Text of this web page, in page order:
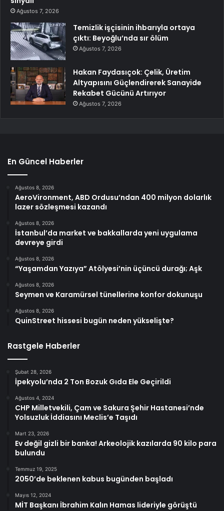
Ağustos 7, 2026
Temizlik işçisinin ihbarıyla ortaya
çıktı: Beyoğlu’nda sır ölüm
Ağustos 7, 2026
Hakan Faydasıçok: Çelik, Üretim
Altyapısını Güçlendirerek Sanayide
Rekabet Gücünü Artırıyor
Ağustos 7, 2026
En Güncel Haberler
Ağustos 8, 2026
AeroVironment, ABD Ordusu’ndan 400 milyon dolarlık
lazer sözleşmesi kazandı
Ağustos 8, 2026
İstanbul’da market ve bakkallarda yeni uygulama
devreye girdi
Ağustos 8, 2026
“Yaşamdan Yazıya” Atölyesi’nin üçüncü durağı; Aşk
Ağustos 8, 2026
Seymen ve Karamürsel tünellerine konfor dokunuşu
Ağustos 8, 2026
QuinStreet hissesi bugün neden yükselişte?
Rastgele Haberler
Şubat 28, 2026
İpekyolu’nda 2 Ton Bozuk Gıda Ele Geçirildi
Ağustos 4, 2024
CHP Milletvekili, Çam ve Sakura Şehir Hastanesi’nde
Yolsuzluk İddiasını Meclis’e Taşıdı
Mart 23, 2026
Ev değil gizli bir banka! Arkeolojik kazılarda 90 kilo para
bulundu
Temmuz 19, 2025
2050’de beklenen kabus bugünden başladı
Mayıs 12, 2024
MİT Başkanı İbrahim Kalın Hamas lideriyle görüştü